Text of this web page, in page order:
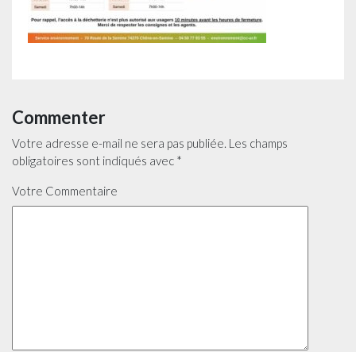
Commenter
Votre adresse e-mail ne sera pas publiée. Les champs
obligatoires sont indiqués avec *
Votre Commentaire